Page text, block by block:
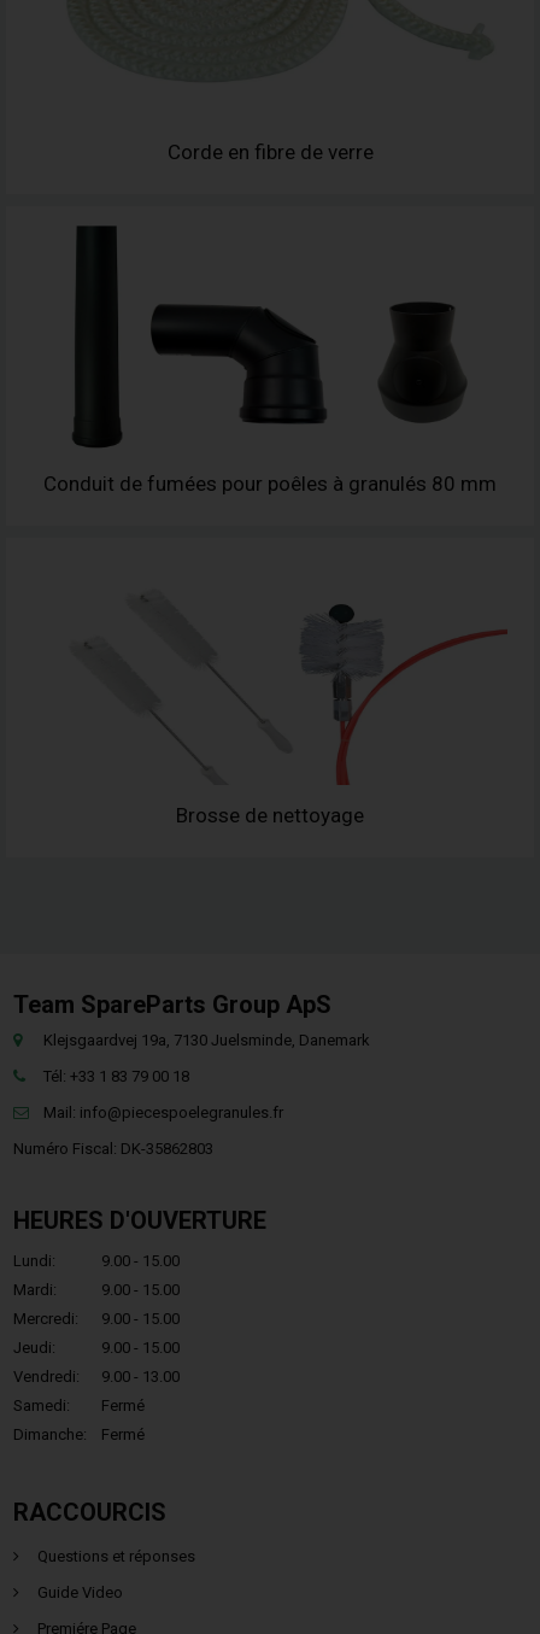
Corde en fibre de verre
Conduit de fumées pour poêles à granulés 80 mm
Brosse de nettoyage
Team SpareParts Group ApS
Klejsgaardvej 19a, 7130 Juelsminde, Danemark
Tél: +33 1 83 79 00 18
Mail: info@piecespoelegranules.fr
Numéro Fiscal: DK-35862803
HEURES D'OUVERTURE
Lundi:
9.00 - 15.00
Mardi:
9.00 - 15.00
Mercredi:
9.00 - 15.00
Jeudi:
9.00 - 15.00
Vendredi:
9.00 - 13.00
Samedi:
Fermé
Dimanche:
Fermé
RACCOURCIS
Questions et réponses
Guide Video
Premiére Page